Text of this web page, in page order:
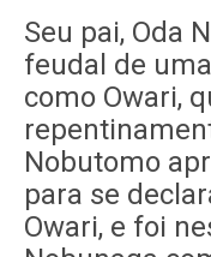
Seu pai, Oda
feudal de
como Owari,
Nobutomo
para se
Owari, e foi